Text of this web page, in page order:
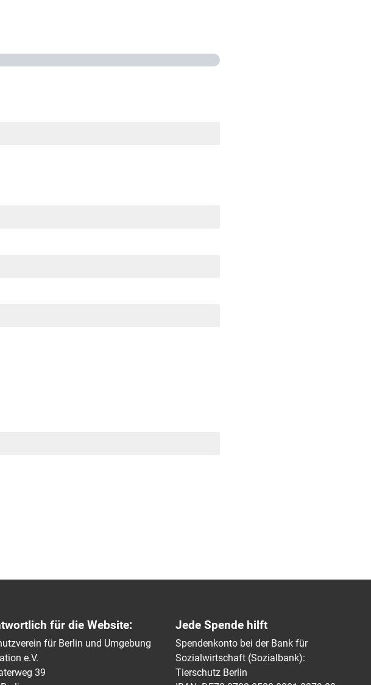
für die Website:
für Berlin und Umgebung
e.V.
39
Jede Spende hilft
Spendenkonto bei der Bank für
Sozialwirtschaft (Sozialbank):
Tierschutz Berlin